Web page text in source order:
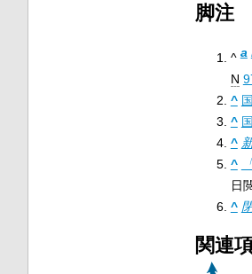
脚注
^a
N
^
^
^
^
日
^
関連